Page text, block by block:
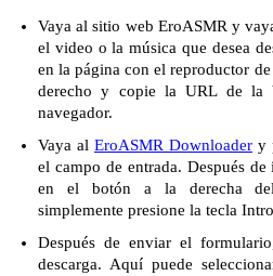
Vaya al sitio web EroASMR y
el video o la música que desea
en la página con el reproductor
derecho y copie la URL de la
navegador.
Vaya al EroASMR Downloader y
el campo de entrada. Después
en el botón a la derecha
simplemente presione la tecla
Después de enviar el
descarga. Aquí puede